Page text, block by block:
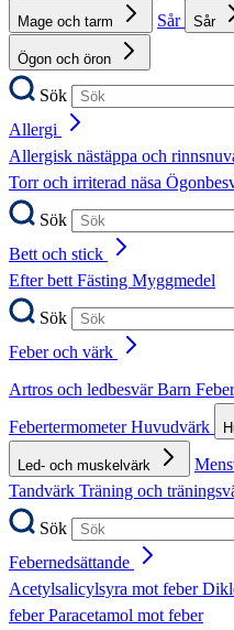
Mage och tarm Sår Sår
Ögon och öron
Sök
Allergi
Allergisk nästäppa och
Torr och irriterad näsa
Sök
Bett och stick
Efter bettFästing Myggmedel
Sök
Feber och värk
Artros och ledbesvärBarn
FebertermometerHuvudvärk
Led- och muskelvärk
Tandvärk Träning och
Sök
Febernedsättande
Acetylsalicylsyra mot feber
feberParacetamol mot feber